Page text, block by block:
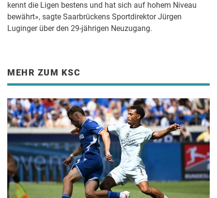
kennt die Ligen bestens und hat sich auf hohem Niveau
bewährt», sagte Saarbrückens Sportdirektor Jürgen
Luginger über den 29-jährigen Neuzugang.
MEHR ZUM KSC